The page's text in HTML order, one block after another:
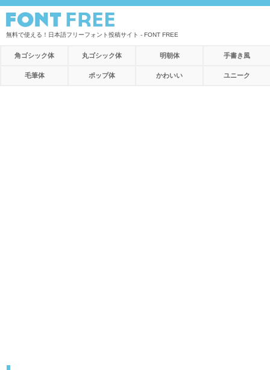
無料で使える！日本語フリーフォント投稿サイト - FONT FREE
角ゴシック体 丸ゴシック体 明朝体 手書き風
毛筆体 ポップ体 かわいい ユニーク